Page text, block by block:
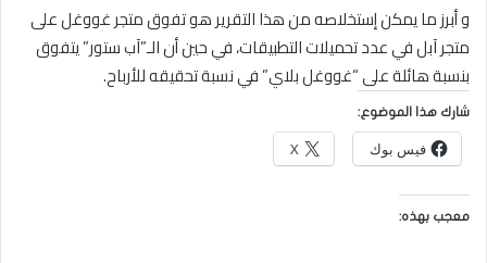
و أبرز ما يمكن إستخلاصه من هذا التقرير هو تفوق متجر غووغل على
متجر آبل في عدد تحميلات التطبيقات، في حين أن الـ”آب ستور” يتفوق
بنسبة هائلة على “غووغل بلاي” في نسبة تحقيقه للأرباح.
شارك هذا الموضوع:
فيس بوك X
معجب بهذه: